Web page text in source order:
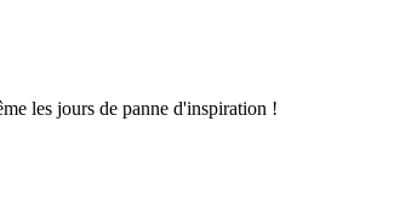
les jours de panne d'inspiration !